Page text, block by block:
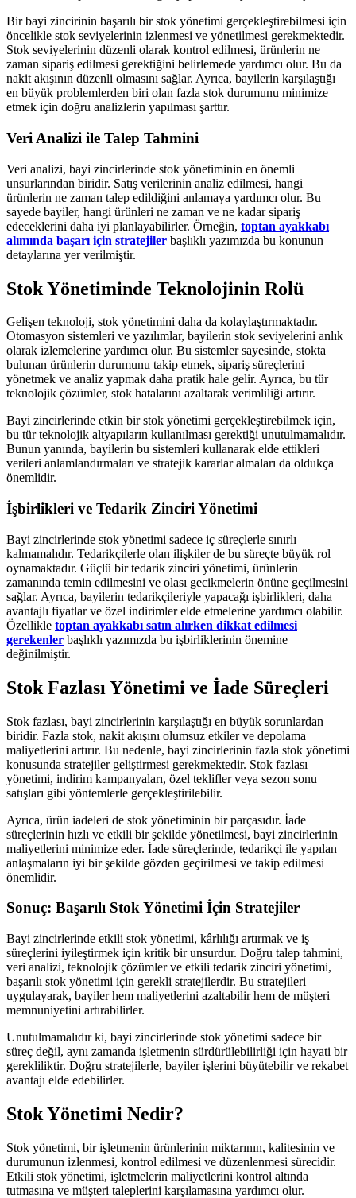
Bir bayi zincirinin başarılı bir stok yönetimi gerçekleştirebilmesi için
öncelikle stok seviyelerinin izlenmesi ve yönetilmesi gerekmektedir.
Stok seviyelerinin düzenli olarak kontrol edilmesi, ürünlerin ne
zaman sipariş edilmesi gerektiğini belirlemede yardımcı olur. Bu da
nakit akışının düzenli olmasını sağlar. Ayrıca, bayilerin karşılaştığı
en büyük problemlerden biri olan fazla stok durumunu minimize
etmek için doğru analizlerin yapılması şarttır.
Veri Analizi ile Talep Tahmini
Veri analizi, bayi zincirlerinde stok yönetiminin en önemli
unsurlarından biridir. Satış verilerinin analiz edilmesi, hangi
ürünlerin ne zaman talep edildiğini anlamaya yardımcı olur. Bu
sayede bayiler, hangi ürünleri ne zaman ve ne kadar sipariş
edeceklerini daha iyi planlayabilirler. Örneğin, toptan ayakkabı
alımında başarı için stratejiler başlıklı yazımızda bu konunun
detaylarına yer verilmiştir.
Stok Yönetiminde Teknolojinin Rolü
Gelişen teknoloji, stok yönetimini daha da kolaylaştırmaktadır.
Otomasyon sistemleri ve yazılımlar, bayilerin stok seviyelerini anlık
olarak izlemelerine yardımcı olur. Bu sistemler sayesinde, stokta
bulunan ürünlerin durumunu takip etmek, sipariş süreçlerini
yönetmek ve analiz yapmak daha pratik hale gelir. Ayrıca, bu tür
teknolojik çözümler, stok hatalarını azaltarak verimliliği artırır.
Bayi zincirlerinde etkin bir stok yönetimi gerçekleştirebilmek için,
bu tür teknolojik altyapıların kullanılması gerektiği unutulmamalıdır.
Bunun yanında, bayilerin bu sistemleri kullanarak elde ettikleri
verileri anlamlandırmaları ve stratejik kararlar almaları da oldukça
önemlidir.
İşbirlikleri ve Tedarik Zinciri Yönetimi
Bayi zincirlerinde stok yönetimi sadece iç süreçlerle sınırlı
kalmamalıdır. Tedarikçilerle olan ilişkiler de bu süreçte büyük rol
oynamaktadır. Güçlü bir tedarik zinciri yönetimi, ürünlerin
zamanında temin edilmesini ve olası gecikmelerin önüne geçilmesini
sağlar. Ayrıca, bayilerin tedarikçileriyle yapacağı işbirlikleri, daha
avantajlı fiyatlar ve özel indirimler elde etmelerine yardımcı olabilir.
Özellikle toptan ayakkabı satın alırken dikkat edilmesi
gerekenler başlıklı yazımızda bu işbirliklerinin önemine
değinilmiştir.
Stok Fazlası Yönetimi ve İade Süreçleri
Stok fazlası, bayi zincirlerinin karşılaştığı en büyük sorunlardan
biridir. Fazla stok, nakit akışını olumsuz etkiler ve depolama
maliyetlerini artırır. Bu nedenle, bayi zincirlerinin fazla stok yönetimi
konusunda stratejiler geliştirmesi gerekmektedir. Stok fazlası
yönetimi, indirim kampanyaları, özel teklifler veya sezon sonu
satışları gibi yöntemlerle gerçekleştirilebilir.
Ayrıca, ürün iadeleri de stok yönetiminin bir parçasıdır. İade
süreçlerinin hızlı ve etkili bir şekilde yönetilmesi, bayi zincirlerinin
maliyetlerini minimize eder. İade süreçlerinde, tedarikçi ile yapılan
anlaşmaların iyi bir şekilde gözden geçirilmesi ve takip edilmesi
önemlidir.
Sonuç: Başarılı Stok Yönetimi İçin Stratejiler
Bayi zincirlerinde etkili stok yönetimi, kârlılığı artırmak ve iş
süreçlerini iyileştirmek için kritik bir unsurdur. Doğru talep tahmini,
veri analizi, teknolojik çözümler ve etkili tedarik zinciri yönetimi,
başarılı stok yönetimi için gerekli stratejilerdir. Bu stratejileri
uygulayarak, bayiler hem maliyetlerini azaltabilir hem de müşteri
memnuniyetini artırabilirler.
Unutulmamalıdır ki, bayi zincirlerinde stok yönetimi sadece bir
süreç değil, aynı zamanda işletmenin sürdürülebilirliği için hayati bir
gerekliliktir. Doğru stratejilerle, bayiler işlerini büyütebilir ve rekabet
avantajı elde edebilirler.
Stok Yönetimi Nedir?
Stok yönetimi, bir işletmenin ürünlerinin miktarının, kalitesinin ve
durumunun izlenmesi, kontrol edilmesi ve düzenlenmesi sürecidir.
Etkili stok yönetimi, işletmelerin maliyetlerini kontrol altında
tutmasına ve müşteri taleplerini karşılamasına yardımcı olur.